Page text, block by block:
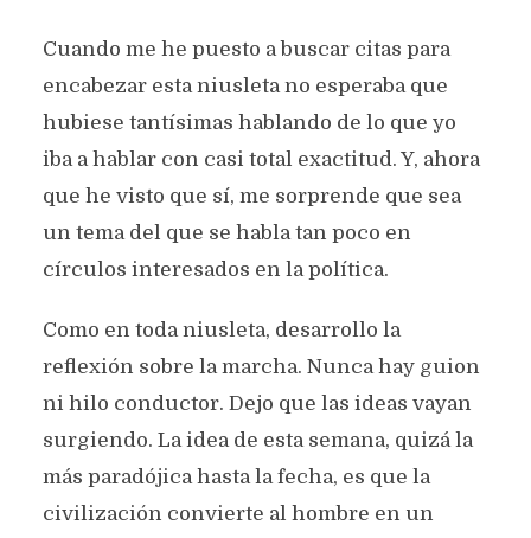
Cuando me he puesto a buscar citas para
encabezar esta niusleta no esperaba que
hubiese tantísimas hablando de lo que yo
iba a hablar con casi total exactitud. Y, ahora
que he visto que sí, me sorprende que sea
un tema del que se habla tan poco en
círculos interesados en la política.
Como en toda niusleta, desarrollo la
reflexión sobre la marcha. Nunca hay guion
ni hilo conductor. Dejo que las ideas vayan
surgiendo. La idea de esta semana, quizá la
más paradójica hasta la fecha, es que la
civilización convierte al hombre en un